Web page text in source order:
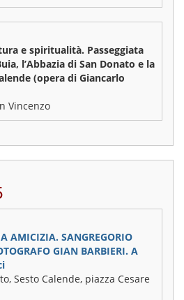
e spiritualità. Passeggiata
l’Abbazia di San Donato e la
(opera di Giancarlo
Vincenzo
AMICIZIA. SANGREGORIO
GIAN BARBIERI. A
Sesto Calende, piazza Cesare